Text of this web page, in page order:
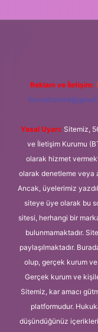
Reklam ve İletişim:
Yasal Uyarı: Sitemiz,
ve İletişim Kurumu
olarak hizmet
olarak denetleme veya
Ancak, üyelerimiz
siteye üye olarak bu
sitesi, herhangi bir
bulunmamaktadır.
paylaşılmaktadır.
olup, gerçek kurum ve
Gerçek kurum ve
Sitemiz, kar amacı
platformudur.
düşündüğünüz